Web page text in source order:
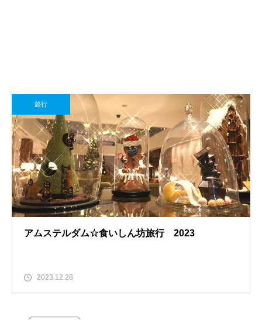
旅行
アムステルダム☆食いしん坊旅行 2023
2023.12.28